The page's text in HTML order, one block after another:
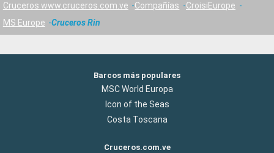
Cruceros www.cruceros.com.ve Compañías
CroisiEurope
MS Europe
Cruceros Rin
Barcos más populares
MSC World Europa
Icon of the Seas
Costa Toscana
Cruceros.com.ve